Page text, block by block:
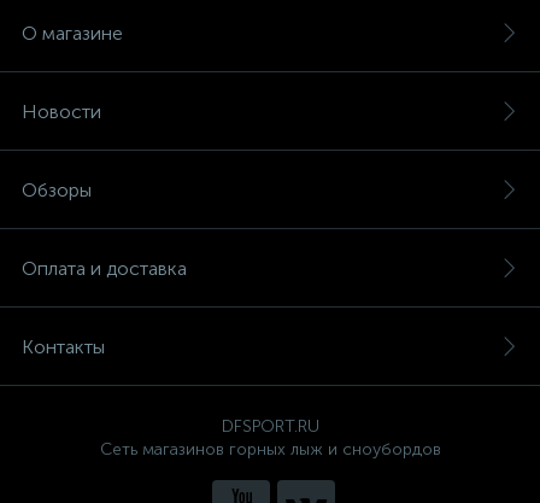
О магазине
Новости
Обзоры
Оплата и доставка
Контакты
DFSPORT.RU
Сеть магазинов горных лыж и сноубордов